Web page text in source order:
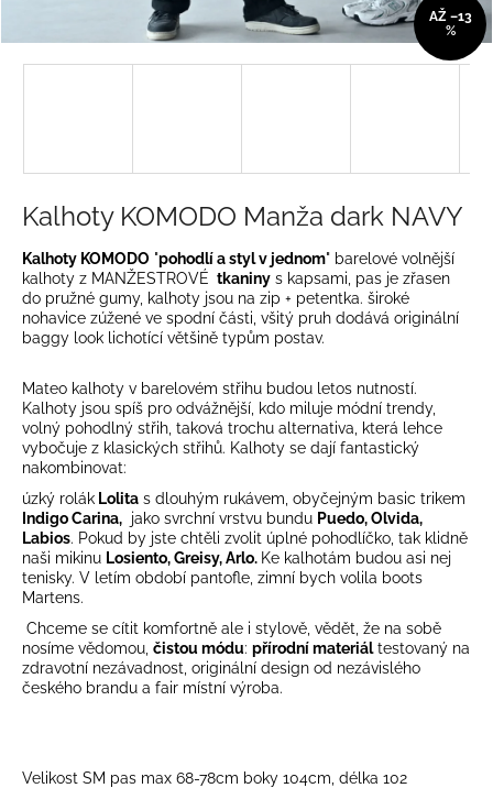
Kalhoty KOMODO Manža dark NAVY
Kalhoty KOMODO "pohodlí a styl v jednom" barelové volnější
kalhoty z MANŽESTROVÉ tkaniny s kapsami, pas je zřasen
do pružné gumy, kalhoty jsou na zip + petentka. široké
nohavice zúžené ve spodní části, všitý pruh dodává originální
baggy look lichotící většině typům postav.
Mateo kalhoty v barelovém střihu budou letos nutností.
Kalhoty jsou spíš pro odvážnější, kdo miluje módní trendy,
volný pohodlný střih, taková trochu alternativa, která lehce
vybočuje z klasických střihů. Kalhoty se dají fantastický
nakombinovat:
úzký rolák Lolita s dlouhým rukávem, obyčejným basic trikem
Indigo Carina, jako svrchní vrstvu bundu Puedo, Olvida,
Labios. Pokud by jste chtěli zvolit úplné pohodlíčko, tak klidně
naši mikinu Losiento, Greisy, Arlo. Ke kalhotám budou asi nej
tenisky. V letím období pantofle, zimní bych volila boots
Martens.
Chceme se cítit komfortně ale i stylově, vědět, že na sobě
nosíme vědomou, čistou módu: přírodní materiáltestovaný na
zdravotní nezávadnost, originální design od nezávislého
českého brandu a fair místní výroba.
Velikost SM pas max 68-78cm boky 104cm, délka 102
AŽ –13
%
j
HLEDAT
D
o
p
o
r
u
č
u
j
e
m
e